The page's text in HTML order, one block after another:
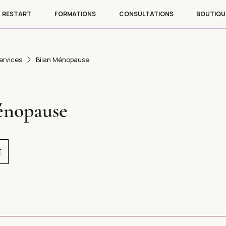
RESTART FORMATIONS CONSULTATIONS
Bilan Ménopause